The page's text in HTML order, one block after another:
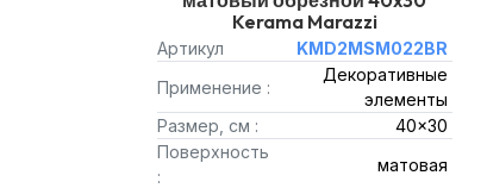
Kerama Marazzi
Артикул
KMD2MSM022BR
Применение :
Декоративные
элементы
Размер, см :
40x30
Поверхность
:
матовая